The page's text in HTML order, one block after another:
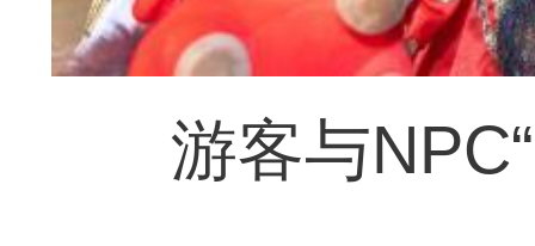
游客与